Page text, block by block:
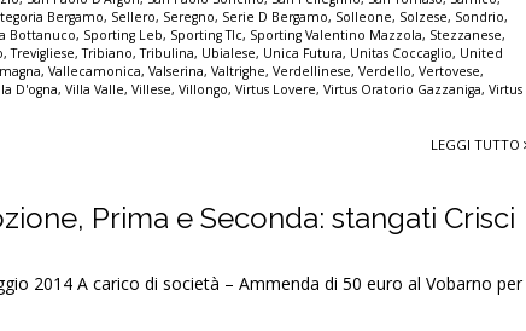
Bergamo, Sellero, Seregno, Serie D Bergamo, Solleone, Solzese, Sondrio,
Bottanuco, Sporting Leb, Sporting Tlc, Sporting Valentino Mazzola, Stezzanese,
,Trevigliese,Tribiano,Tribulina, Ubialese, Unica Futura, Unitas Coccaglio, United
,Vallecamonica,Valserina,Valtrighe,Verdellinese,Verdello,Vertovese,
D'ogna,Villa Valle,Villese,Villongo,Virtus Lovere,Virtus Oratorio Gazzaniga,Virtus
LEGGI TUTTO
Prima e Seconda: stangati Crisci
2014 A carico di società – Ammenda di 50 euro al Vobarno per